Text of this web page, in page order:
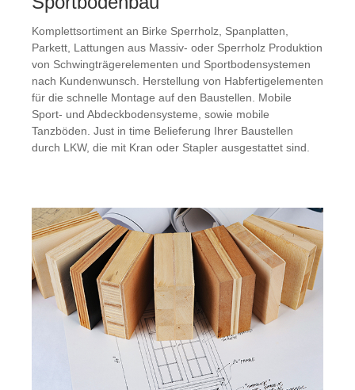
Komplettsortiment an Birke Sperrholz, Spanplatten,
Parkett, Lattungen aus Massiv- oder Sperrholz Produktion
von Schwingträgerelementen und Sportbodensystemen
nach Kundenwunsch. Herstellung von Habfertigelementen
für die schnelle Montage auf den Baustellen. Mobile
Sport- und Abdeckbodensysteme, sowie mobile
Tanzböden. Just in time Belieferung Ihrer Baustellen
durch LKW, die mit Kran oder Stapler ausgestattet sind.